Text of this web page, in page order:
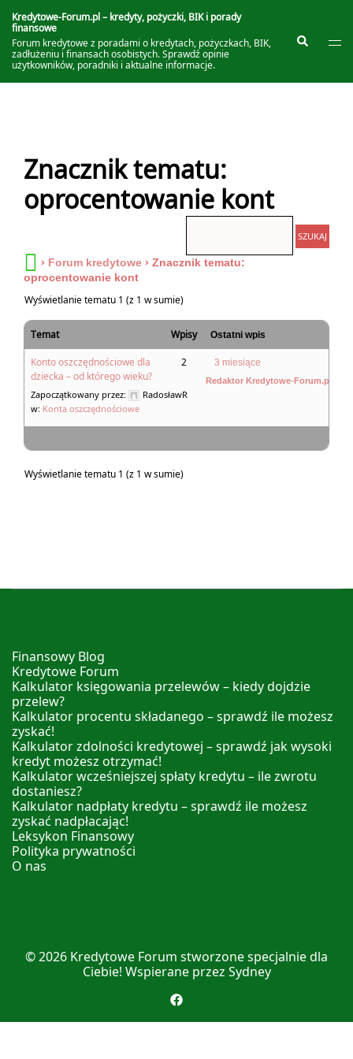
do
treści
Kredytowe-Forum.pl – kredyty, pożyczki, BIK i porady
finansowe
Forum kredytowe z poradami o kredytach, pożyczkach, BIK,
zadłużeniu i finansach osobistych. Sprawdź opinie
użytkowników, poradniki i aktualne informacje.
Szukaj
Znacznik tematu:
oprocentowanie kont
› Forum kredytowe › Znacznik tematu:
oprocentowanie kont
Wyświetlanie tematu 1 (z 1 w sumie)
Temat Wpisy Ostatni wpis
Konto oszczędnościowe dla
dziecka – od którego wieku?
Zapoczątkowany przez:
RadosławR
w: Konta oszczędnościowe
2 3 miesiące
Redaktor Kredytowe-Forum.pl
Wyświetlanie tematu 1 (z 1 w sumie)
Finansowy Blog
Kredytowe Forum
Kalkulator księgowania przelewów – kiedy dojdzie
przelew?
Kalkulator procentu składanego – sprawdź ile możesz
zyskać!
Kalkulator zdolności kredytowej – sprawdź jak wysoki
kredyt możesz otrzymać!
Kalkulator wcześniejszej spłaty kredytu – ile zwrotu
dostaniesz?
Kalkulator nadpłaty kredytu – sprawdź ile możesz
zyskać nadpłacając!
Leksykon Finansowy
Polityka prywatności
O nas
© 2026 Kredytowe Forum stworzone specjalnie dla
Ciebie! Wspierane przez Sydney